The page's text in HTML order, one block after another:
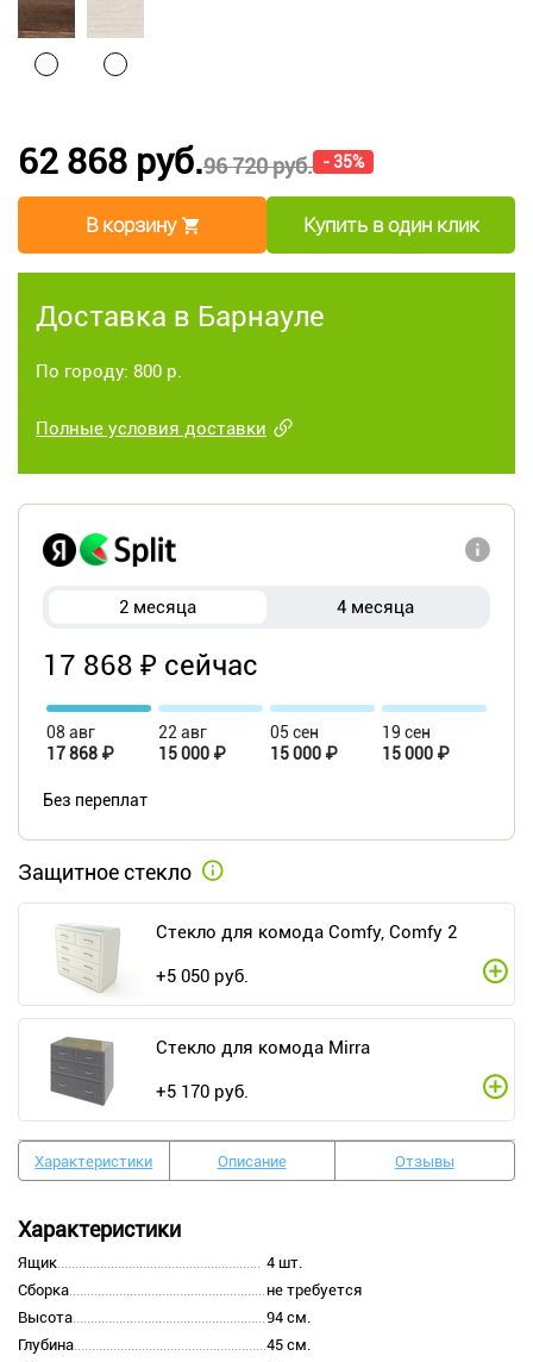
96 720 руб. - 35%
62 868 руб.
В корзину Купить в один клик
Доставка в Барнауле
По городу: 800 р.
Полные условия доставки
2 месяца 4 месяца
17 868 ₽ сейчас
08 авг
17 868 ₽
22 авг
15 000 ₽
05 сен
15 000 ₽
19 сен
15 000 ₽
Без переплат
Защитное стекло
Стекло для комода Comfy, Comfy 2
+5 050 руб.
Стекло для комода Mirra
+5 170 руб.
Характеристики Описание Отзывы
Характеристики
Ящик
4 шт.
Сборка
не требуется
Высота
94 см.
Глубина
45 см.